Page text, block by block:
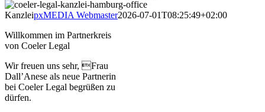
KanzleipxMEDIA Webmaster2026-07-01T08:25:49+02:00
Willkommen im Partnerkreis
von Coeler Legal
Wir freuen uns sehr, Frau
Dall’Anese als neue Partnerin
bei Coeler Legal begrüßen zu
dürfen.